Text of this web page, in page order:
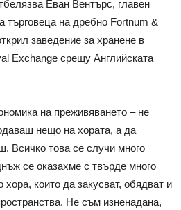
Еван Вентърс, главен
търговеца на дребно Fortnum &
заведение за хранене в
Exchange срещу Английската
на преживяването – не
нещо на хората, а да
Всичко това се случи много
се оказахме с твърде много
хора, които да закусват, обядват и
Не съм изненадана,